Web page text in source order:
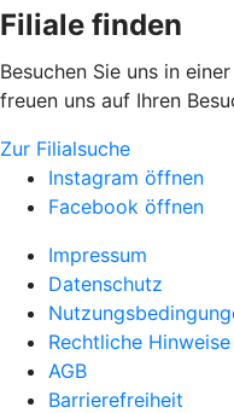
Filiale finden
Besuchen Sie uns in
freuen uns auf Ihren
Zur Filialsuche
Instagram öffnen
Facebook öffnen
Impressum
Datenschutz
Rechtliche Hinweise
AGB
Barrierefreiheit